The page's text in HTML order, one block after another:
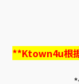
**Ktown4u根